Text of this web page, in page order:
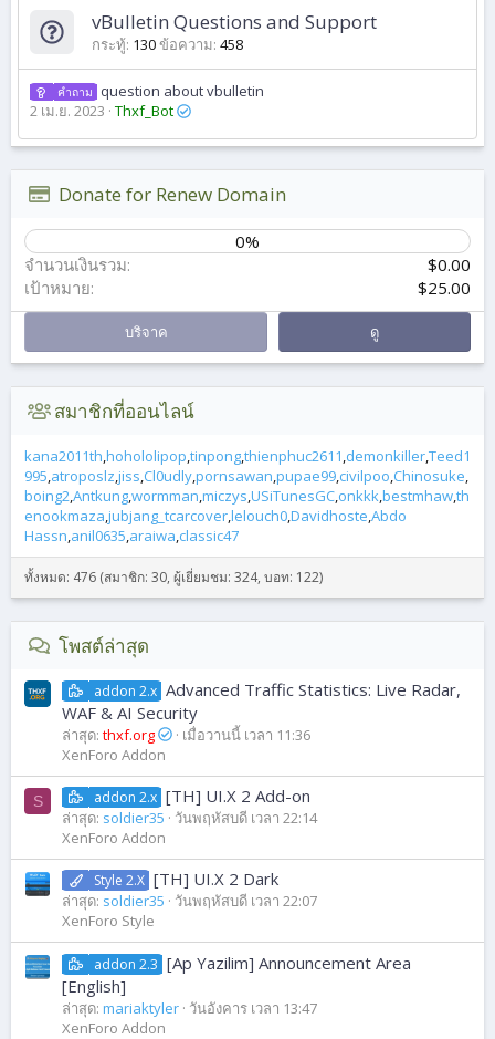
vBulletin Questions and Support
กระทู้ 130ข้อความ 458
คำถาม
question about vbulletin
2 เม.ย. 2023 Thxf_Bot
Donate for Renew Domain
0%
จำนวนเงินรวม
$0.00
เป้าหมาย
$25.00
บริจาค ดู
สมาชิกที่ออนไลน์
kana2011th hohololipop tinpongthienphuc2611 demonkillerTeed1
995 atroposlz jiss Cl0udlypornsawan pupae99 civilpoo Chinosuke
boing2Antkungwormman miczys USiTunesGC onkkkbestmhawth
enookmaza jubjang_tcarcoverlelouch0Davidhoste Abdo
Hassn anil0635 araiwa classic47
ทั้งหมด: 476 (สมาชิก: 30, ผู้เยี่ยมชม: 324, บอท: 122)
โพสต์ล่าสุด
addon 2.x Advanced Traffic Statistics: Live Radar,
WAF & AI Security
ล่าสุด: thxf.org
เมื่อวานนี้ เวลา 11:36
XenForo Addon
S addon 2.x [TH] UI.X 2 Add-on
ล่าสุด: soldier35
วันพฤหัสบดี เวลา 22:14
XenForo Addon
Style 2.X [TH] UI.X 2 Dark
ล่าสุด: soldier35
วันพฤหัสบดี เวลา 22:07
XenForo Style
addon 2.3 [Ap Yazilim] Announcement Area
[English]
ล่าสุด: mariaktyler วันอังคาร เวลา 13:47
XenForo Addon